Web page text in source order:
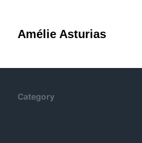
Amélie Asturias
Category